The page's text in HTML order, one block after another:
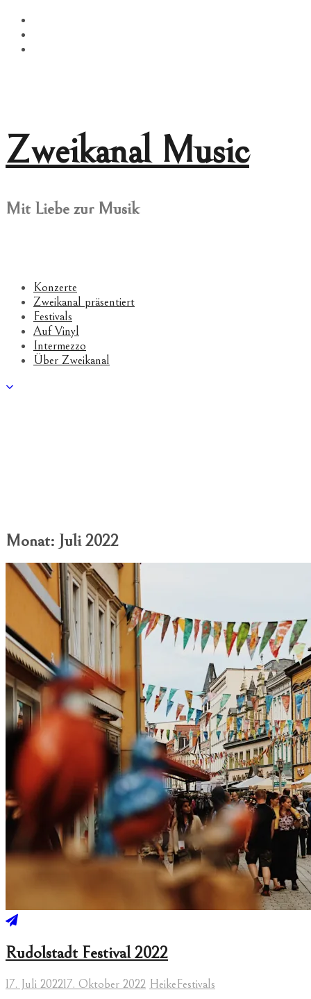
Springe
zum
Inhalt
Zweikanal Music
Mit Liebe zur Musik
Konzerte
Zweikanal präsentiert
Festivals
Auf Vinyl
Intermezzo
Über Zweikanal
Monat: Juli 2022
Rudolstadt Festival 2022
17. Juli 202217. Oktober 2022 HeikeFestivals